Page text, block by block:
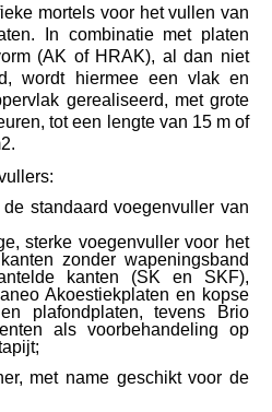
mortels voor het vullen van
In combinatie met platen
(AK of HRAK), al dan niet
wordt hiermee een vlak en
gerealiseerd, met grote
tot een lengte van 15 m of
standaard voegenvuller van
sterke voegenvuller voor het
zonder wapeningsband
kanten (SK en SKF),
Akoestiekplaten en kopse
plafondplaten, tevens Brio
als voorbehandeling op
met name geschikt voor de